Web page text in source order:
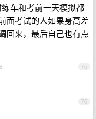
车和考前一天模拟都
面考试的人如果身高差
回来，最后自己也有点
75
76